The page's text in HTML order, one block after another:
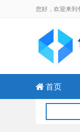
您好，欢迎来到
 首页